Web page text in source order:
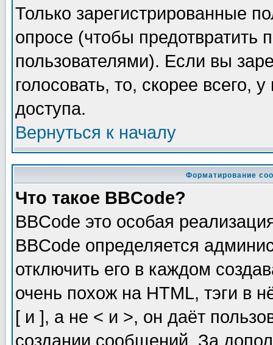
Только зарегистрированные
опросе (чтобы предотвратить
пользователями). Если вы
голосовать, то, скорее всего,
доступа.
Вернуться к началу
Форматирование
Что такое BBCode?
BBCode это особая
BBCode определяется
отключить его в каждом
очень похож на HTML, тэги в
[ и ], а не < и >, он даёт
создании сообщений. За